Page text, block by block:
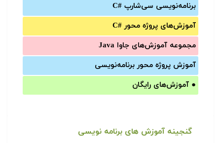
برنامه‌‌نویسی سی‌شارپ C#‎
آموزش‌های پروژه محور #C
مجموعه آموزش‌های جاوا Java
آموزش‌ پروژه محور برنامه‌نویسی
● آموزش‌های رایگان
گنجینه آموزش های برنامه نویسی